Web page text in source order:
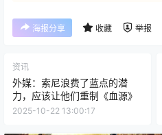
海报分享 收藏 举报
资讯
外媒：索尼浪费了蓝点的潜
力，应该让他们重制《血源》
2025-10-22 13:00:17